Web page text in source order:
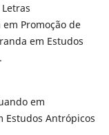
Promoção de
em Estudos
em
Estudos Antrópicos